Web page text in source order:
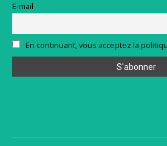
E-mail
En continuant, vous acceptez la